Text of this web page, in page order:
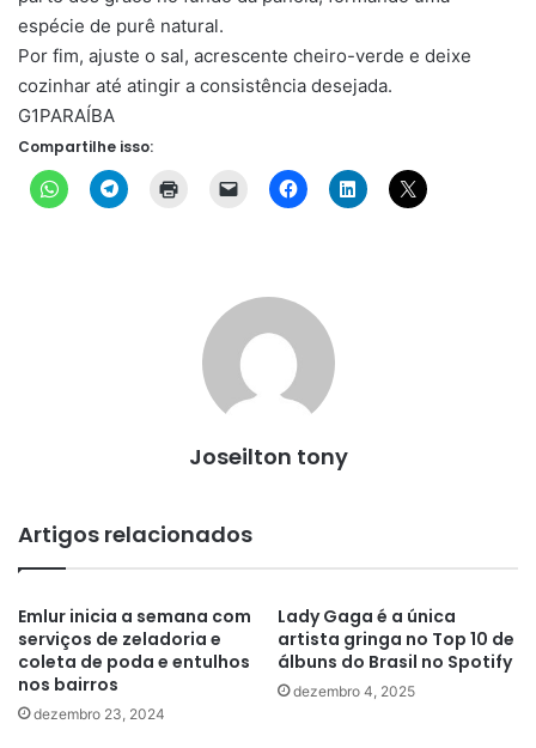
espécie de purê natural.
Por fim, ajuste o sal, acrescente cheiro-verde e deixe
cozinhar até atingir a consistência desejada.
G1PARAÍBA
Compartilhe isso:
Joseilton tony
Artigos relacionados
Emlur inicia a semana com
serviços de zeladoria e
coleta de poda e entulhos
nos bairros
dezembro 23, 2024
Lady Gaga é a única
artista gringa no Top 10 de
álbuns do Brasil no Spotify
dezembro 4, 2025